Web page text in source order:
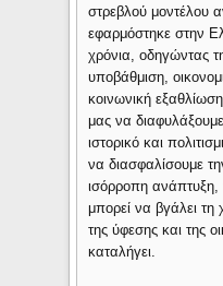
στρεβλού μοντέλου
εφαρμόστηκε στην
χρόνια, οδηγώντας
υποβάθμιση,
κοινωνική
μας να
ιστορικό και
να διασφαλίσουμε
ισόρροπη ανάπτυξη,
μπορεί να βγάλει
της ύφεσης και της
καταλήγει.